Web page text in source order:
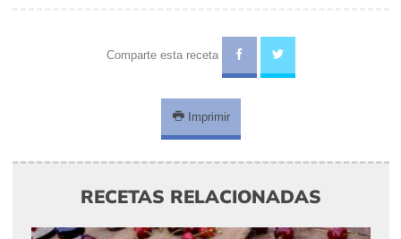
Comparte esta receta
Imprimir
RECETAS RELACIONADAS